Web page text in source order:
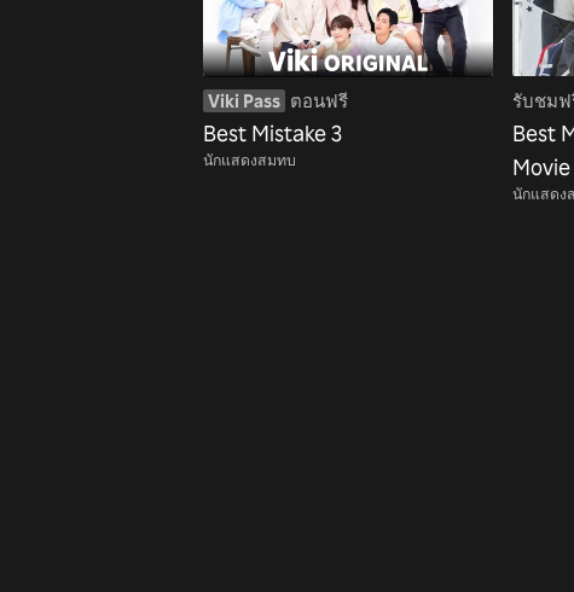
Viki Pass ตอนฟรี
Best Mistake 3
นักแสดงสมทบ
รับชมฟ
Best
Movie
นักแสดง